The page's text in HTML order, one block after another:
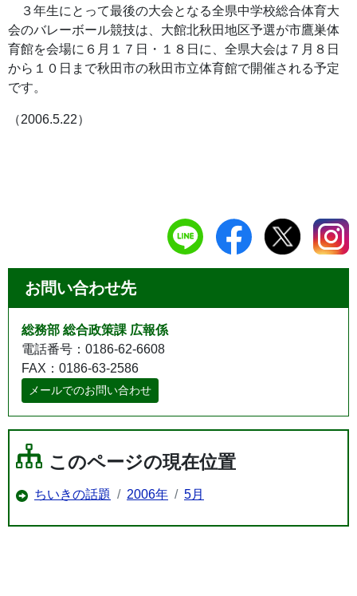
３年生にとって最後の大会となる全県中学校総合体育大
会のバレーボール競技は、大館北秋田地区予選が市鷹巣体
育館を会場に６月１７日・１８日に、全県大会は７月８日
から１０日まで秋田市の秋田市立体育館で開催される予定
です。
（2006.5.22）
お問い合わせ先
総務部 総合政策課 広報係
電話番号：0186-62-6608
FAX：0186-63-2586
メールでのお問い合わせ
このページの現在位置
ちいきの話題 2006年 5月